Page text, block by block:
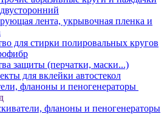
лента, укрывочная пленка и
для стирки полировальных кругов
защиты (перчатки, маски...)
для вклейки автостекол
фланоны и пеногенераторы
фланоны и пеногенераторы